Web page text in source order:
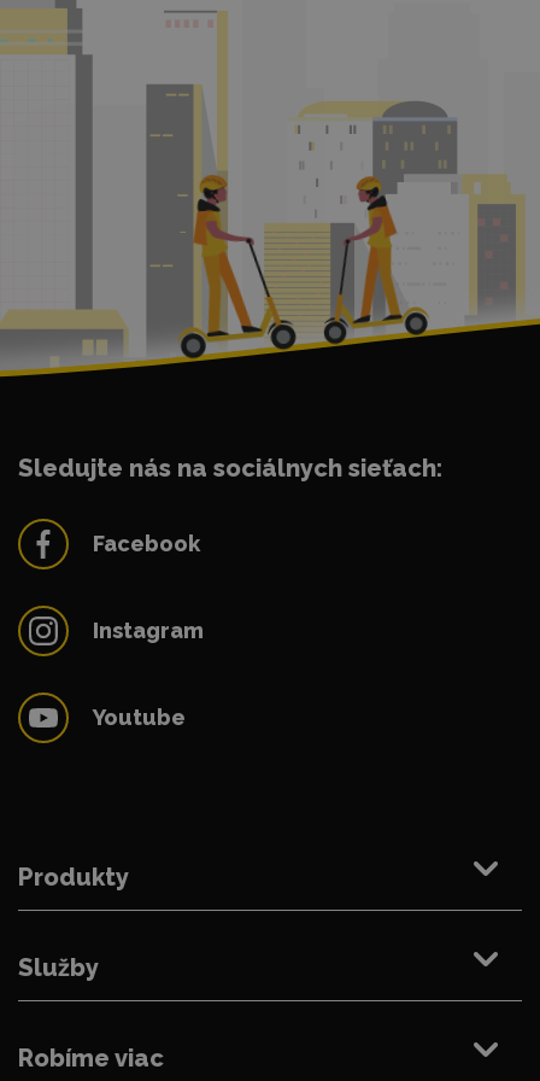
Sledujte nás na sociálnych sieťach:
Facebook
Instagram
Youtube
Produkty
Služby
Robíme viac